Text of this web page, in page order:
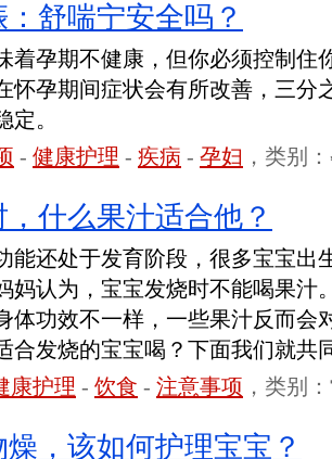
舒喘宁安全吗？
着孕期不健康，但你必须控制住
怀孕期间症状会有所改善，三分
定。
- 健康护理 - 疾病 - 孕妇 ，类别
什么果汁适合他？
能还处于发育阶段，很多宝宝出
妈认为，宝宝发烧时不能喝果汁
体功效不一样，一些果汁反而会
合发烧的宝宝喝？下面我们就共
康护理 - 饮食 - 注意事项 ，类别
，该如何护理宝宝？